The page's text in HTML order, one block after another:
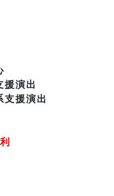
援演出
支援演出